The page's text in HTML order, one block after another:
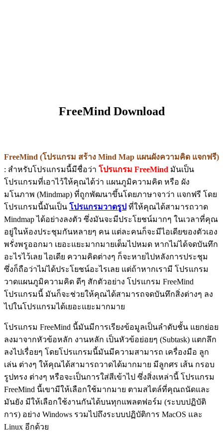
FreeMind Download
FreeMind (โปรแกรม สร้าง Mind Map แผนผังความคิด แจกฟรี)
: สำหรับโปรแกรมนี้มีชื่อว่า โปรแกรม FreeMind มันเป็น
โปรแกรมที่เอาไว้ให้คุณได้ว่า แผนภูมิความคิด หรือ ผัง
มโนภาพ (Mindmap) ที่ถูกพัฒนาขึ้นโดยภาษาจาว่า แจกฟรี โดย
โปรแกรมนี้มันเป็น โปรแกรมวาดรูป ที่ให้คุณได้สามารถวาด
Mindmap ได้อย่างลงตัว ซึ่งมันจะมีประโยชน์มากๆ ในเวลาที่คุณ
อยู่ในห้องประชุมกันหลายๆ คน แต่ละคนก็จะมีไอเดียของตัวเอง
พรั่งพรูออกมา เยอะแยะมากมายเต็มไปหมด หากไม่ได้จดบันทึก
อะไรไว้เลย ไอเดีย ความคิดต่างๆ ก็จะหายไปหลังการประชุม
ซึ่งก็ถือว่าไม่ได้ประโยชน์อะไรเลย แต่ถ้าหากเรามี โปรแกรม
วาดแผนภูมิความคิด ดีๆ สักตัวอย่าง โปรแกรม FreeMind
โปรแกรมนี้ มันก็จะช่วยให้คุณได้สามารถจดบันทึกสิ่งต่างๆ ลง
ไปในโปรแกรมได้เยอะแยะมากมาย
โปรแกรม FreeMind นี้มันมีการเรียงข้อมูลเป็นลำดับชั้น แยกย่อย
ลงมาจากหัวข้อหลัก งานหลัก เป็นหัวข้อย่อยๆ (Subtask) แตกลึก
ลงไปเรื่อยๆ โดยโปรแกรมนี้มันมีความสามารถ เครื่องมือ ลูก
เล่น ต่างๆ ให้คุณได้สามารถวาดได้มากมาย มีลูกศร เส้น กรอบ
รูปทรง ต่างๆ หรือจะเป็นการใส่สีเข้าไป ซึ่งสิ่งเหล่านี้ โปรแกรม
FreeMind นี้เขามีให้เลือกใช้มากมาย ตามสไตล์ที่คุณถนัดและ
มันยัง มีให้เลือกใช้งานกันได้บนทุกแพลตฟอร์ม (ระบบปฏิบัติ
การ) อย่าง Windows รวมไปถึงระบบปฏิบัติการ MacOS และ
Linux อีกด้วย